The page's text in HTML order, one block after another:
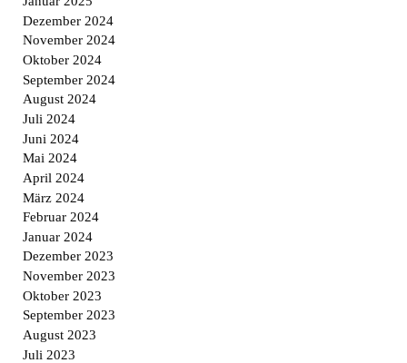
Dezember 2024
November 2024
Oktober 2024
September 2024
August 2024
Juli 2024
Juni 2024
Mai 2024
April 2024
März 2024
Februar 2024
Januar 2024
Dezember 2023
November 2023
Oktober 2023
September 2023
August 2023
Juli 2023